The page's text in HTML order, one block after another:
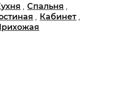
,Спальня ,
, Кабинет ,